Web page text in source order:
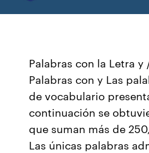
Palabras con la Letra y
Palabras con y Las
de vocabulario
continuación se
que suman más de
Las únicas palabras